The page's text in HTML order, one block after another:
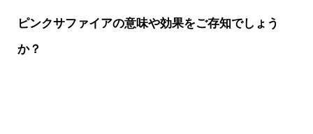
ピンクサファイアの意味や効果をご存知でしょう
か？